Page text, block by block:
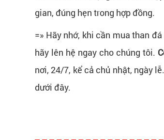
gian, đúng hẹn trong hợp đồng.
=» Hãy nhớ, khi cần mua than
hãy lên hệ ngay cho chúng tôi.
nơi, 24/7, kể cả chủ nhật, ngày
dưới đây.